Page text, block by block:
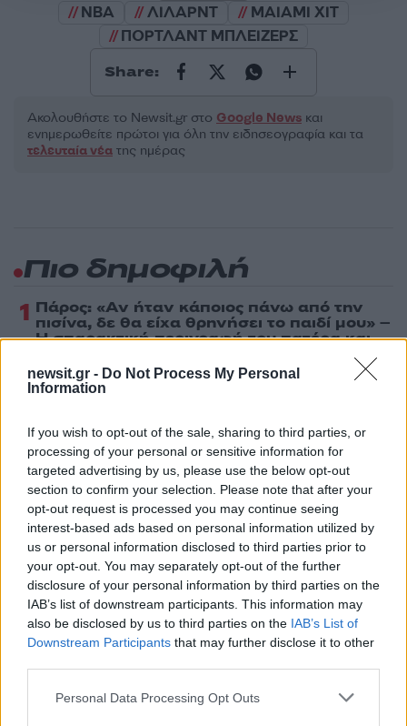
newsit.gr - Do Not Process My Personal
Information
If you wish to opt-out of the sale, sharing to third parties, or
processing of your personal or sensitive information for
targeted advertising by us, please use the below opt-out
section to confirm your selection. Please note that after your
opt-out request is processed you may continue seeing
interest-based ads based on personal information utilized by
us or personal information disclosed to third parties prior to
your opt-out. You may separately opt-out of the further
disclosure of your personal information by third parties on the
IAB’s list of downstream participants. This information may
also be disclosed by us to third parties on the IAB’s List of
Downstream Participants that may further disclose it to other
Please note that this website/app uses one or more Google
Personal Data Processing Opt Outs
NBA
ΛΙΛΑΡΝΤ
ΜΑΙΑΜΙ ΧΙΤ
ΠΟΡΤΛΑΝΤ ΜΠΛΕΙΖΕΡΣ
Share:
Ακολουθήστε το Νewsit.gr στο Google News και
ενημερωθείτε πρώτοι για όλη την ειδησεογραφία και τα
τελευταία νέα της ημέρας
Πιο δημοφιλή
1 Πάρος: «Αν ήταν κάποιος πάνω από την
πισίνα, δε θα είχα θρηνήσει το παιδί μου» –
Η σπαρακτική περιγραφή του πατέρα και
τα κενά στους ισχυρισμούς του ιδιοκτήτη
του beach bar
2Μετέτρεψαν το Σαρακήνικο της Μήλου σε
τους για να κάνουν μπάνιο
3Μπρίτνεϊ Σπίαρς: Έκανε αποτυχημένο
μπότοξ και ανέβασε στο Instagram την
εμπειρία της
4Ο δημοσιογράφος Βασίλης Τσεκούρας
ανακοίνωσε ότι παντρεύεται τη σύντροφό
του, Γωγώ Μπαλή
5Γιάννης Παπαμιχαήλ: «Η απαγόρευση
αφορά στη χρήση της εικόνας και της
φωνής της Αλίκης Βουγιουκλάκη μέσω AI»
Πιο σχολιασμένα